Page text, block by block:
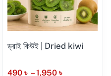
ড্রাই কিউই | Dried kiwi
490 ৳ – 1,950 ৳